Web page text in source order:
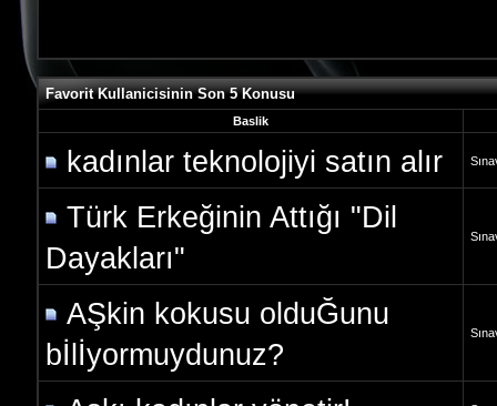
Favorit Kullanicisinin Son 5 Konusu
Baslik
kadınlar teknolojiyi satın alır
Türk Erkeğinin Attığı "Dil
Dayakları"
AŞkin kokusu olduĞunu
bİlİyormuydunuz?